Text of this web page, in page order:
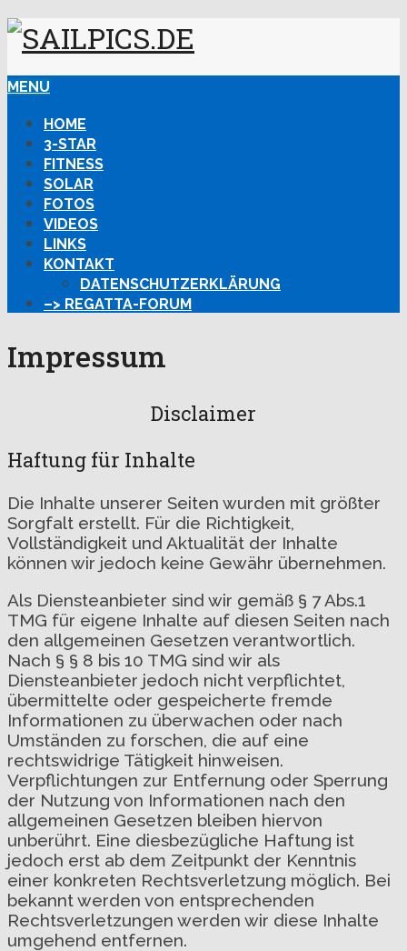
MENU
HOME
3-STAR
FITNESS
SOLAR
FOTOS
VIDEOS
LINKS
KONTAKT
DATENSCHUTZERKLÄRUNG
–> REGATTA-FORUM
Impressum
Disclaimer
Haftung für Inhalte
Die Inhalte unserer Seiten wurden mit größter
Sorgfalt erstellt. Für die Richtigkeit,
Vollständigkeit und Aktualität der Inhalte
können wir jedoch keine Gewähr übernehmen.
Als Diensteanbieter sind wir gemäß § 7 Abs.1
TMG für eigene Inhalte auf diesen Seiten nach
den allgemeinen Gesetzen verantwortlich.
Nach § § 8 bis 10 TMG sind wir als
Diensteanbieter jedoch nicht verpflichtet,
übermittelte oder gespeicherte fremde
Informationen zu überwachen oder nach
Umständen zu forschen, die auf eine
rechtswidrige Tätigkeit hinweisen.
Verpflichtungen zur Entfernung oder Sperrung
der Nutzung von Informationen nach den
allgemeinen Gesetzen bleiben hiervon
unberührt. Eine diesbezügliche Haftung ist
jedoch erst ab dem Zeitpunkt der Kenntnis
einer konkreten Rechtsverletzung möglich. Bei
bekannt werden von entsprechenden
Rechtsverletzungen werden wir diese Inhalte
umgehend entfernen.